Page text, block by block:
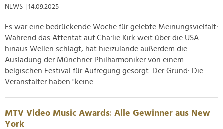
NEWS | 14.09.2025
Es war eine bedrückende Woche für gelebte Meinungsvielfalt:
Während das Attentat auf Charlie Kirk weit über die USA
hinaus Wellen schlägt, hat hierzulande außerdem die
Ausladung der Münchner Philharmoniker von einem
belgischen Festival für Aufregung gesorgt. Der Grund: Die
Veranstalter haben "keine...
MTV Video Music Awards: Alle Gewinner aus New
York